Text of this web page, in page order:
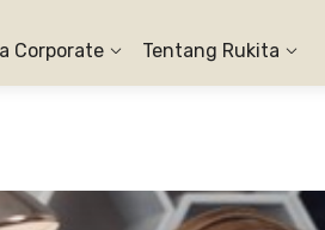
Corporate Tentang Rukita